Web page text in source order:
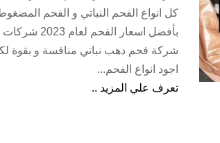
كل انواع الفحم النباتي و الفحم
شركة فحم دهب نباتي منافسة و بقوة
اجود انواع الفحم...
تعرف علي المزيد ..